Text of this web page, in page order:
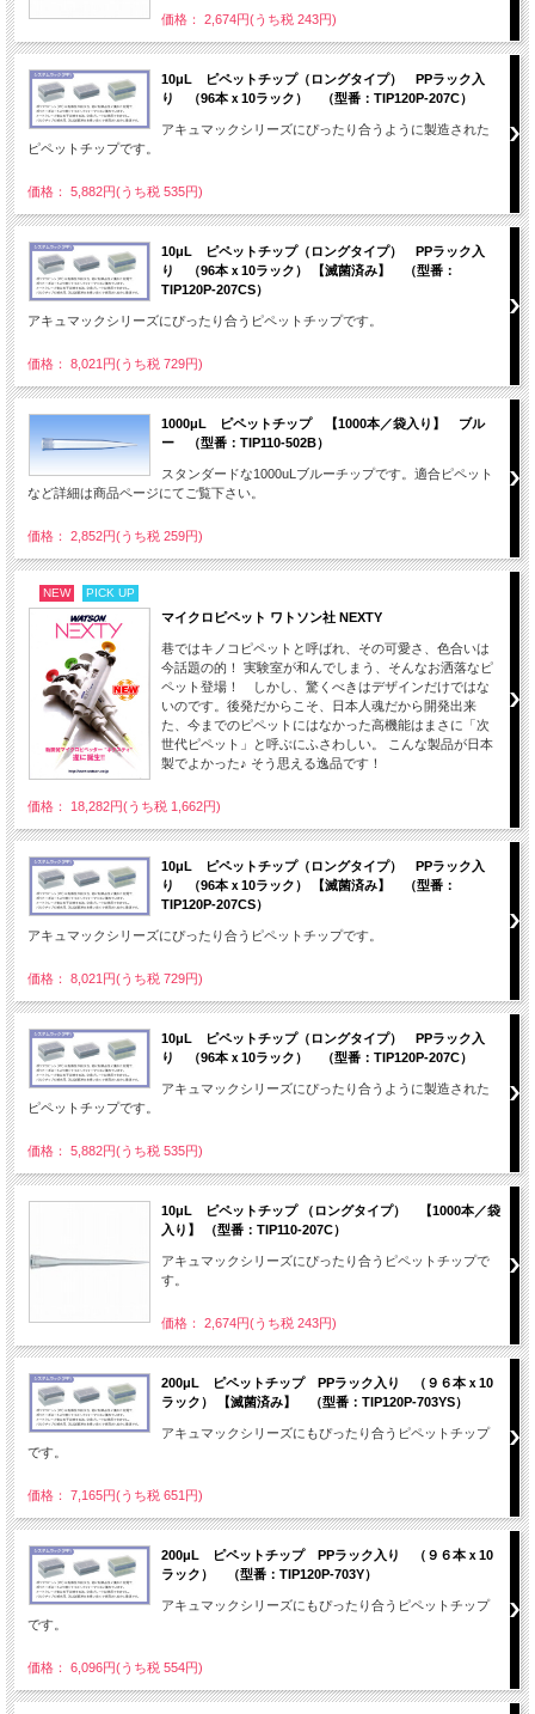
価格： 2,674円(うち税 243円)
10μL ピペットチップ（ロングタイプ） PPラック入
り （96本ｘ10ラック） （型番：TIP120P-207C）
アキュマックシリーズにぴったり合うように製造された
ピペットチップです。
価格： 5,882円(うち税 535円)
10μL ピペットチップ（ロングタイプ） PPラック入
り （96本ｘ10ラック） 【滅菌済み】 （型番：
TIP120P-207CS）
アキュマックシリーズにぴったり合うピペットチップです。
価格： 8,021円(うち税 729円)
1000μL ピペットチップ 【1000本／袋入り】 ブル
ー （型番：TIP110-502B）
スタンダードな1000uLブルーチップです。適合ピペット
など詳細は商品ページにてご覧下さい。
価格： 2,852円(うち税 259円)
NEW PICK UP
マイクロピペット ワトソン社 NEXTY
巷ではキノコピペットと呼ばれ、その可愛さ、色合いは
今話題の的！ 実験室が和んでしまう、そんなお洒落なピ
ペット登場！ しかし、驚くべきはデザインだけではな
いのです。後発だからこそ、日本人魂だから開発出来
た、今までのピペットにはなかった高機能はまさに「次
世代ピペット」と呼ぶにふさわしい。 こんな製品が日本
製でよかった♪ そう思える逸品です！
価格： 18,282円(うち税 1,662円)
10μL ピペットチップ（ロングタイプ） PPラック入
り （96本ｘ10ラック） 【滅菌済み】 （型番：
TIP120P-207CS）
アキュマックシリーズにぴったり合うピペットチップです。
価格： 8,021円(うち税 729円)
10μL ピペットチップ（ロングタイプ） PPラック入
り （96本ｘ10ラック） （型番：TIP120P-207C）
アキュマックシリーズにぴったり合うように製造された
ピペットチップです。
価格： 5,882円(うち税 535円)
10μL ピペットチップ （ロングタイプ） 【1000本／袋
入り】 （型番：TIP110-207C）
アキュマックシリーズにぴったり合うピペットチップで
す。
価格： 2,674円(うち税 243円)
200μL ピペットチップ PPラック入り （９６本ｘ10
ラック） 【滅菌済み】 （型番：TIP120P-703YS）
アキュマックシリーズにもぴったり合うピペットチップ
です。
価格： 7,165円(うち税 651円)
200μL ピペットチップ PPラック入り （９６本ｘ10
ラック） （型番：TIP120P-703Y）
アキュマックシリーズにもぴったり合うピペットチップ
です。
価格： 6,096円(うち税 554円)